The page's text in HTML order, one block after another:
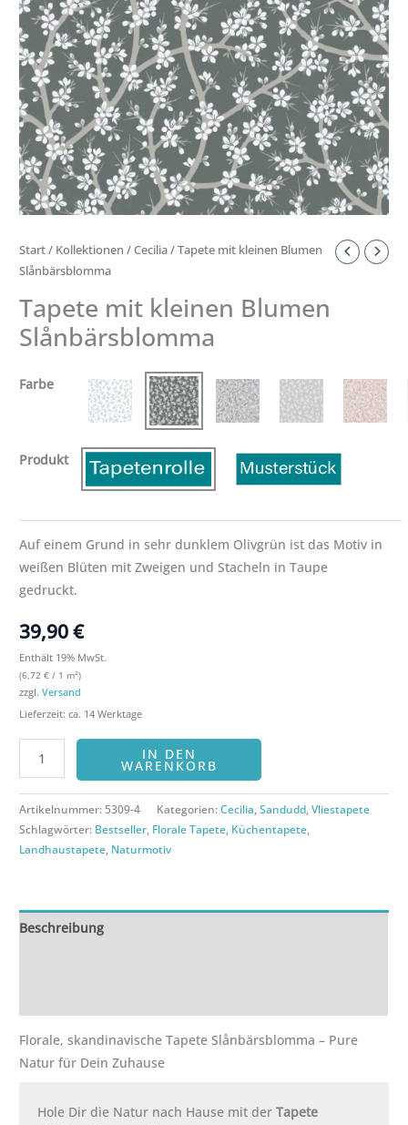
Start/ Kollektionen /Cecilia/ Tapete mit kleinen Blumen
Slånbärsblomma
Tapete mit kleinen Blumen
Slånbärsblomma
Farbe
Produkt
Auf einem Grund in sehr dunklem Olivgrün ist das Motiv in
weißen Blüten mit Zweigen und Stacheln in Taupe
gedruckt.
39,90€
Enthält 19% MwSt.
(6,72€ / 1 m²)
zzgl.Versand
Lieferzeit: ca. 14 Werktage
IN DEN
WARENKORB
Artikelnummer: 5309-4 Kategorien:Cecilia,Sandudd,Vliestapete
Schlagwörter: Bestseller, Florale Tapete, Küchentapete,
Landhaustapete, Naturmotiv
Beschreibung
Florale, skandinavische Tapete Slånbärsblomma – Pure
Natur für Dein Zuhause
Hole Dir die Natur nach Hause mit derTapete